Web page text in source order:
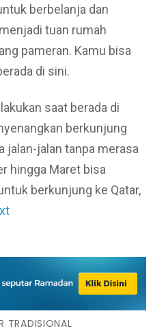
berbelanja dan
tuan rumah
pameran. Kamu bisa
di sini.
saat berada di
berkunjung
jalan-jalan tanpa merasa
hingga Maret bisa
berkunjung ke Qatar,
TRADISIONAL